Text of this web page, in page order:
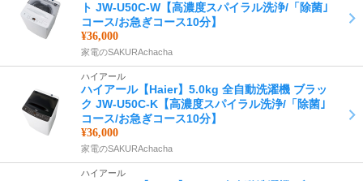
ト JW-U50C-W【高濃度スパイラル洗浄/「除菌｣
コース/お急ぎコース10分】
¥36,000
家電のSAKURAchacha
ハイアール
ハイアール【Haier】5.0kg 全自動洗濯機 ブラッ
ク JW-U50C-K【高濃度スパイラル洗浄/「除菌｣
コース/お急ぎコース10分】
¥36,000
家電のSAKURAchacha
ハイアール